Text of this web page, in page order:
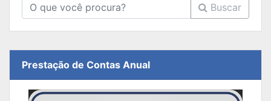
Buscar
Prestação de Contas Anual